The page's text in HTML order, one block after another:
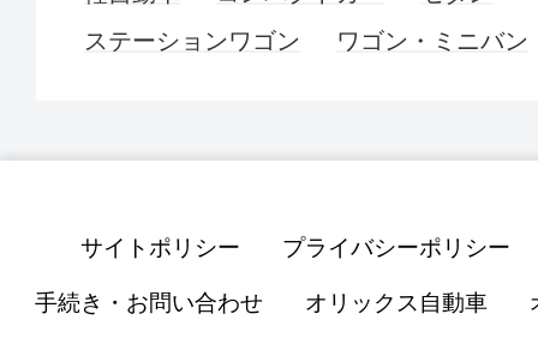
ステーションワゴン
ワゴン・ミニバン
サイトポリシー プライバシーポリシー
手続き・お問い合わせ オリックス自動車